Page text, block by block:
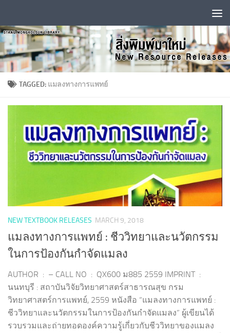
TAGGED: แมลงทางการแพทย์
NEW TEXTBOOK RELEASES MARCH 9, 2018
แมลงทางการแพทย์ : ชีววิทยาและนวัตกรรม
ในการป้องกันกำจัดแมลง
AUTHOR : – CALL NO : QX600 ม885 2559 IMPRINT :
นนทบุรี : สถาบันวิจัยวิทยาศาสตร์สาธารณสุข กรม
วิทยาศาสตร์การแพทย์, 2559 หนังสือ “แมลงทางการแพทย์ :
ชีววิทยาและนวัตกรรมในการป้องกันกำจัดแมลง” ผู้เขียนได้
รวบรวมและถ่ายทอดองค์ความรู้เกี่ยวกับชีววิทยาของแมลง